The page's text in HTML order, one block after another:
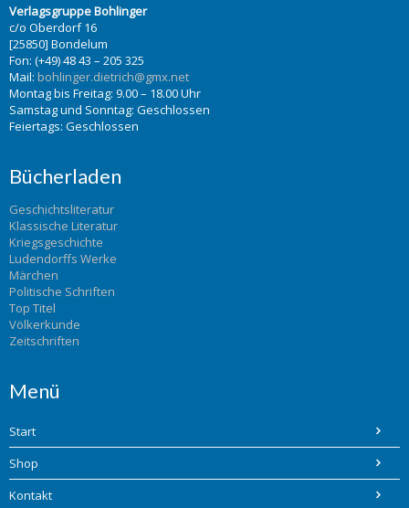
Verlagsgruppe Bohlinger
c/o Oberdorf 16
[25850] Bondelum
Fon: (+49) 48 43 – 205 325
Mail: bohlinger.dietrich@gmx.net
Montag bis Freitag: 9.00 – 18.00 Uhr
Samstag und Sonntag: Geschlossen
Feiertags: Geschlossen
Bücherladen
Geschichtsliteratur
Klassische Literatur
Kriegsgeschichte
Ludendorffs Werke
Märchen
Politische Schriften
Top Titel
Völkerkunde
Zeitschriften
Menü
Start
Shop
Kontakt